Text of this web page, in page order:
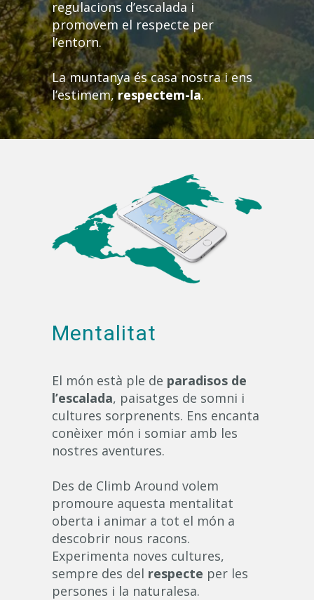
regulacions d’escalada i
promovem el respecte per
l’entorn.
La muntanya és casa nostra i ens
l’estimem,respectem-la.
Mentalitat
El món està ple de paradisos de
l’escalada, paisatges de somni i
cultures sorprenents. Ens encanta
conèixer món i somiar amb les
nostres aventures.
Des de Climb Around volem
promoure aquesta mentalitat
oberta i animar a tot el món a
descobrir nous racons.
Experimenta noves cultures,
sempre des del respecte per les
persones i la naturalesa.